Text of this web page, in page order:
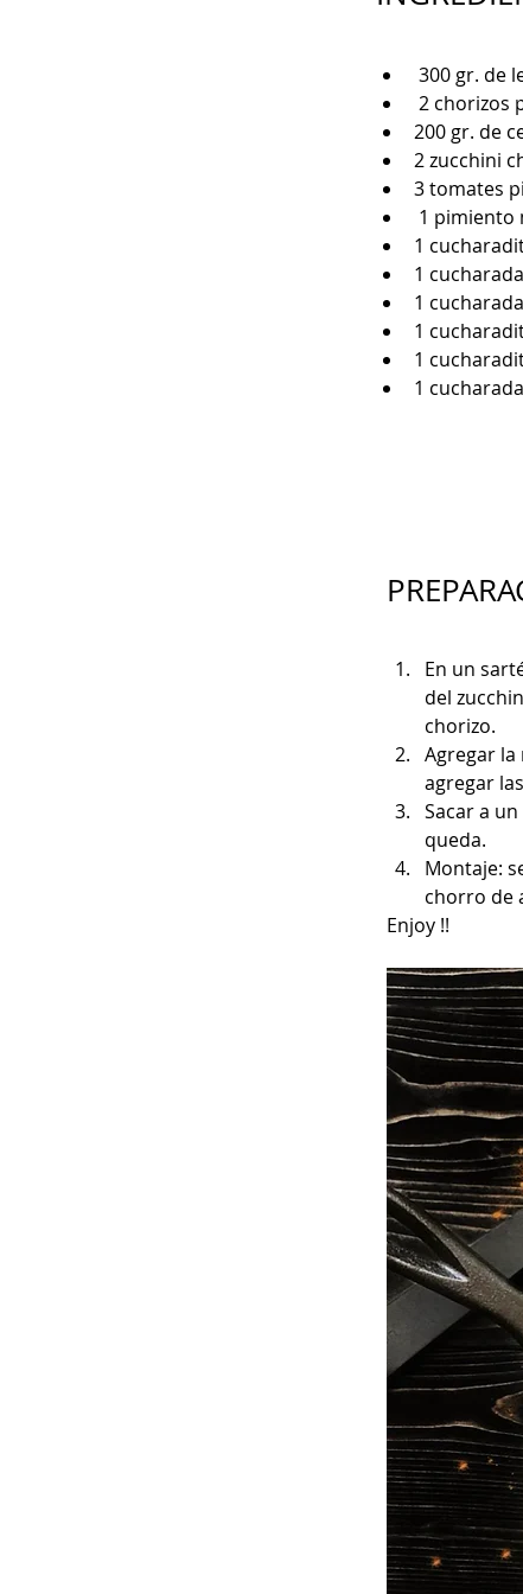
300 gr. de
2 chorizos
200 gr. de
2 zucchini
3 tomates
1 pimiento
1
1
1
1
1
1
En un
del
chorizo.
Agregar la
agregar
Sacar a
queda.
Montaje:
chorro de
Enjoy !!